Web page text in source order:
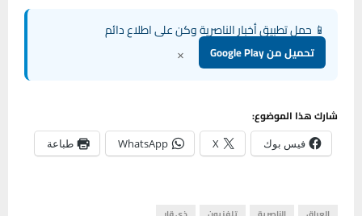
📱 حمل تطبيق أخبار الناصرية وكن على اطلاع دائم
تحميل من Google Play ×
شارك هذا الموضوع:
فيس بوك X
WhatsApp طباعة